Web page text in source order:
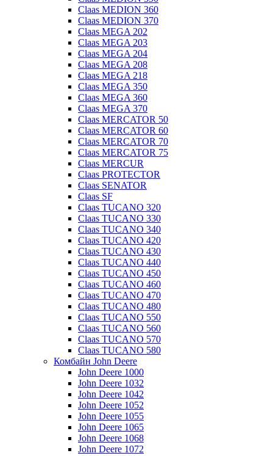
Claas MEDION 360
Claas MEDION 370
Claas MEGA 202
Claas MEGA 203
Claas MEGA 204
Claas MEGA 208
Claas MEGA 218
Claas MEGA 350
Claas MEGA 360
Claas MEGA 370
Claas MERCATOR 50
Claas MERCATOR 60
Claas MERCATOR 70
Claas MERCATOR 75
Claas MERCUR
Claas PROTECTOR
Claas SENATOR
Claas SF
Claas TUCANO 320
Claas TUCANO 330
Claas TUCANO 340
Claas TUCANO 420
Claas TUCANO 430
Claas TUCANO 440
Claas TUCANO 450
Claas TUCANO 460
Claas TUCANO 470
Claas TUCANO 480
Claas TUCANO 550
Claas TUCANO 560
Claas TUCANO 570
Claas TUCANO 580
Комбайн John Deere
John Deere 1000
John Deere 1032
John Deere 1042
John Deere 1052
John Deere 1055
John Deere 1065
John Deere 1068
John Deere 1072